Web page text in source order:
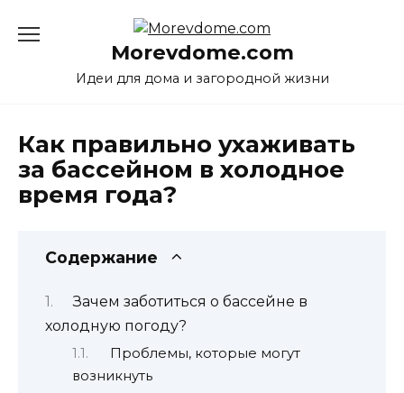
Morevdome.com
Идеи для дома и загородной жизни
Как правильно ухаживать
за бассейном в холодное
время года?
Содержание
Зачем заботиться о бассейне в
холодную погоду?
Проблемы, которые могут
возникнуть